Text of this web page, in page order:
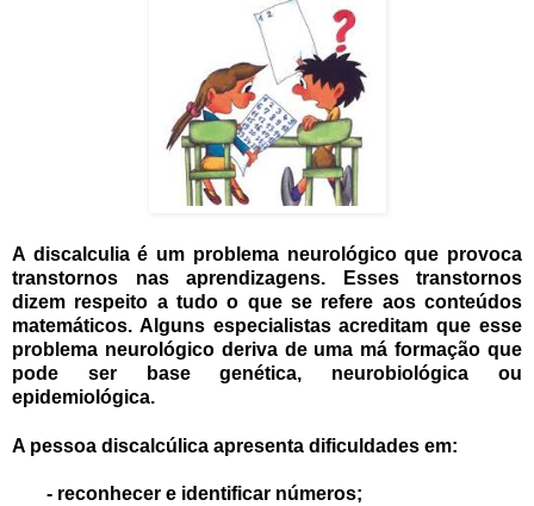
A discalculia é um problema neurológico que provoca
transtornos nas aprendizagens. Esses transtornos
dizem respeito a tudo o que se refere aos conteúdos
matemáticos. Alguns especialistas acreditam que esse
problema neurológico deriva de uma má formação que
pode ser base genética, neurobiológica ou
epidemiológica.
A pessoa discalcúlica apresenta dificuldades em:
reconhecer e identificar números;